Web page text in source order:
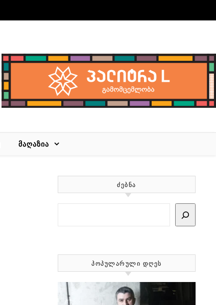
ᲛᲐᲦᲐᲖᲘᲐ
ᲫᲔᲑᲜᲐ
ᲞᲝᲞᲣᲚᲐᲠᲣᲚᲘ ᲓᲦᲔᲡ